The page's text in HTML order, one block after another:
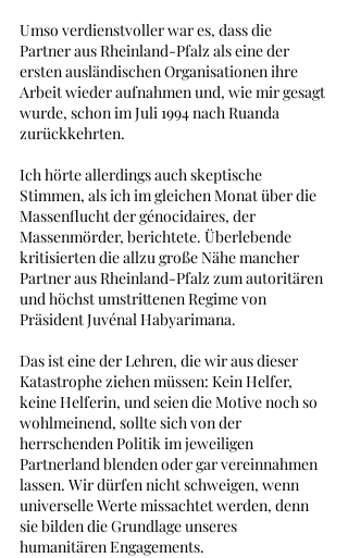
Umso verdienstvoller war es, dass die
Partner aus Rheinland-Pfalz als eine der
ersten ausländischen Organisationen ihre
Arbeit wieder aufnahmen und, wie mir gesagt
wurde, schon im Juli 1994 nach Ruanda
zurückkehrten.
Ich hörte allerdings auch skeptische
Stimmen, als ich im gleichen Monat über die
Massenflucht der génocidaires, der
Massenmörder, berichtete. Überlebende
kritisierten die allzu große Nähe mancher
Partner aus Rheinland-Pfalz zum autoritären
und höchst umstrittenen Regime von
Präsident Juvénal Habyarimana.
Das ist eine der Lehren, die wir aus dieser
Katastrophe ziehen müssen: Kein Helfer,
keine Helferin, und seien die Motive noch so
wohlmeinend, sollte sich von der
herrschenden Politik im jeweiligen
Partnerland blenden oder gar vereinnahmen
lassen. Wir dürfen nicht schweigen, wenn
universelle Werte missachtet werden, denn
sie bilden die Grundlage unseres
humanitären Engagements.